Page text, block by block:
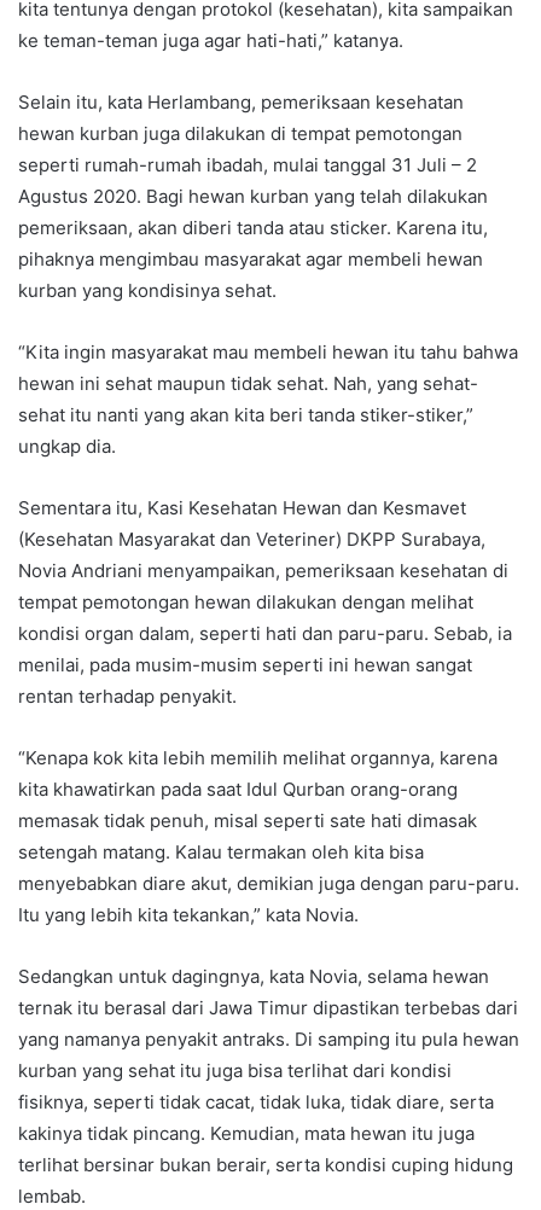
kita tentunya dengan protokol (kesehatan), kita sampaikan
ke teman-teman juga agar hati-hati,” katanya.
Selain itu, kata Herlambang, pemeriksaan kesehatan
hewan kurban juga dilakukan di tempat pemotongan
seperti rumah-rumah ibadah, mulai tanggal 31 Juli – 2
Agustus 2020. Bagi hewan kurban yang telah dilakukan
pemeriksaan, akan diberi tanda atau sticker. Karena itu,
pihaknya mengimbau masyarakat agar membeli hewan
kurban yang kondisinya sehat.
“Kita ingin masyarakat mau membeli hewan itu tahu bahwa
hewan ini sehat maupun tidak sehat. Nah, yang sehat-
sehat itu nanti yang akan kita beri tanda stiker-stiker,”
ungkap dia.
Sementara itu, Kasi Kesehatan Hewan dan Kesmavet
(Kesehatan Masyarakat dan Veteriner) DKPP Surabaya,
Novia Andriani menyampaikan, pemeriksaan kesehatan di
tempat pemotongan hewan dilakukan dengan melihat
kondisi organ dalam, seperti hati dan paru-paru. Sebab, ia
menilai, pada musim-musim seperti ini hewan sangat
rentan terhadap penyakit.
“Kenapa kok kita lebih memilih melihat organnya, karena
kita khawatirkan pada saat Idul Qurban orang-orang
memasak tidak penuh, misal seperti sate hati dimasak
setengah matang. Kalau termakan oleh kita bisa
menyebabkan diare akut, demikian juga dengan paru-paru.
Itu yang lebih kita tekankan,” kata Novia.
Sedangkan untuk dagingnya, kata Novia, selama hewan
ternak itu berasal dari Jawa Timur dipastikan terbebas dari
yang namanya penyakit antraks. Di samping itu pula hewan
kurban yang sehat itu juga bisa terlihat dari kondisi
fisiknya, seperti tidak cacat, tidak luka, tidak diare, serta
kakinya tidak pincang. Kemudian, mata hewan itu juga
terlihat bersinar bukan berair, serta kondisi cuping hidung
lembab.